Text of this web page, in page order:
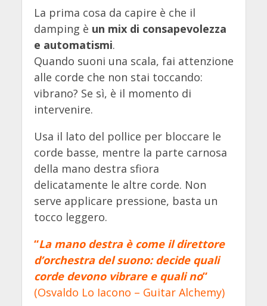
La prima cosa da capire è che il
damping è un mix di consapevolezza
e automatismi.
Quando suoni una scala, fai attenzione
alle corde che non stai toccando:
vibrano? Se sì, è il momento di
intervenire.
Usa il lato del pollice per bloccare le
corde basse, mentre la parte carnosa
della mano destra sfiora
delicatamente le altre corde. Non
serve applicare pressione, basta un
tocco leggero.
“La mano destra è come il direttore
d’orchestra del suono: decide quali
corde devono vibrare e quali no”
(Osvaldo Lo Iacono – Guitar Alchemy)